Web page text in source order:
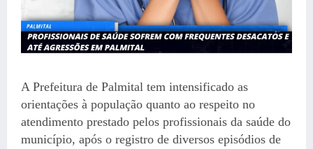
A Prefeitura de Palmital tem intensificado as
orientações à população quanto ao respeito no
atendimento prestado pelos profissionais da saúde do
município, após o registro de diversos episódios de